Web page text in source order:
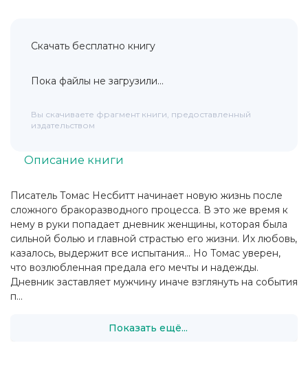
Писатель Томас Несбитт начинает новую жизнь после
сложного бракоразводного процесса. В это же время к
нему в руки попадает дневник женщины, которая была
сильной болью и главной страстью его жизни. Их любовь,
казалось, выдержит все испытания… Но Томас уверен,
что возлюбленная предала его мечты и надежды.
Дневник заставляет мужчину иначе взглянуть на события
п...
Показать ещё...
Описание книги
Скачать бесплатно книгу
Пока файлы не загрузили...
Вы скачиваете фрагмент книги, предоставленный
издательством